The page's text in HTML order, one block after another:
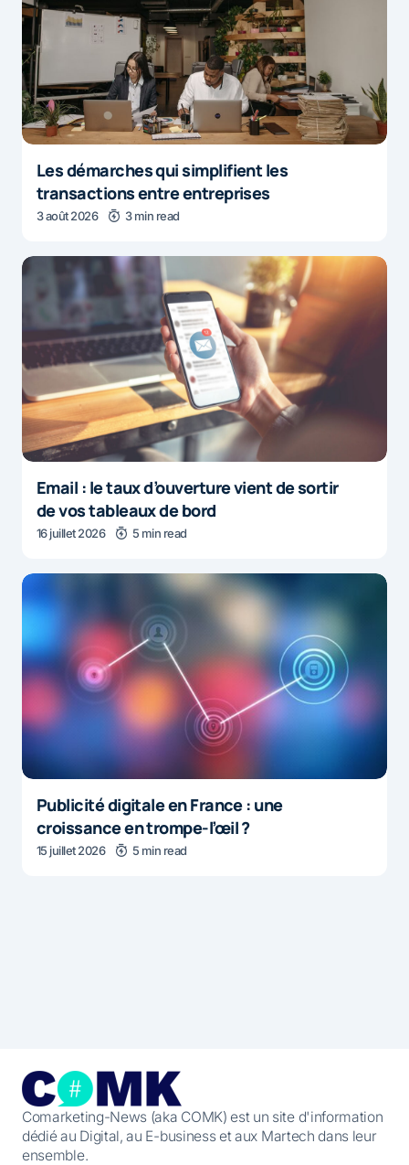
Les démarches qui simplifient les
transactions entre entreprises
3 août 2026 3 min read
Email : le taux d’ouverture vient de sortir
de vos tableaux de bord
16 juillet 2026 5 min read
Publicité digitale en France : une
croissance en trompe-l’œil ?
15 juillet 2026 5 min read
Comarketing-News (aka COMK) est un site d'information
dédié au Digital, au E-business et aux Martech dans leur
ensemble.